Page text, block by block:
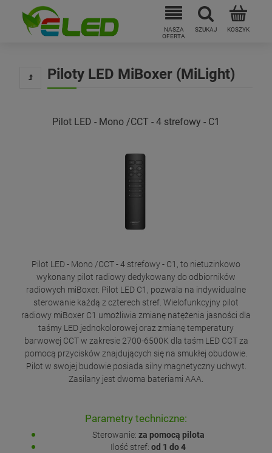
Piloty LED MiBoxer (MiLight)
Pilot LED - Mono /CCT - 4 strefowy - C1
Pilot LED - Mono /CCT - 4 strefowy - C1, to nietuzinkowo
wykonany pilot radiowy dedykowany do odbiorników
radiowych miBoxer. Pilot LED C1, pozwala na indywidualne
sterowanie każdą z czterech stref. Wielofunkcyjny pilot
radiowy miBoxer C1 umożliwia zmianę natężenia jasności dla
taśmy LED jednokolorowej oraz zmianę temperatury
barwowej CCT w zakresie 2700-6500K dla taśm LED CCT za
pomocą przycisków znajdujących się na smukłej obudowie.
Pilot w swojej budowie posiada silny magnetyczny uchwyt.
Zasilany jest dwoma bateriami AAA.
Parametry techniczne:
Sterowanie: za pomocą pilota
Ilość stref: od 1 do 4